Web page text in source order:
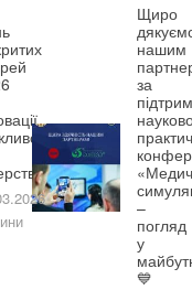
Щиро
нашим
за
–
погляд
у
💙